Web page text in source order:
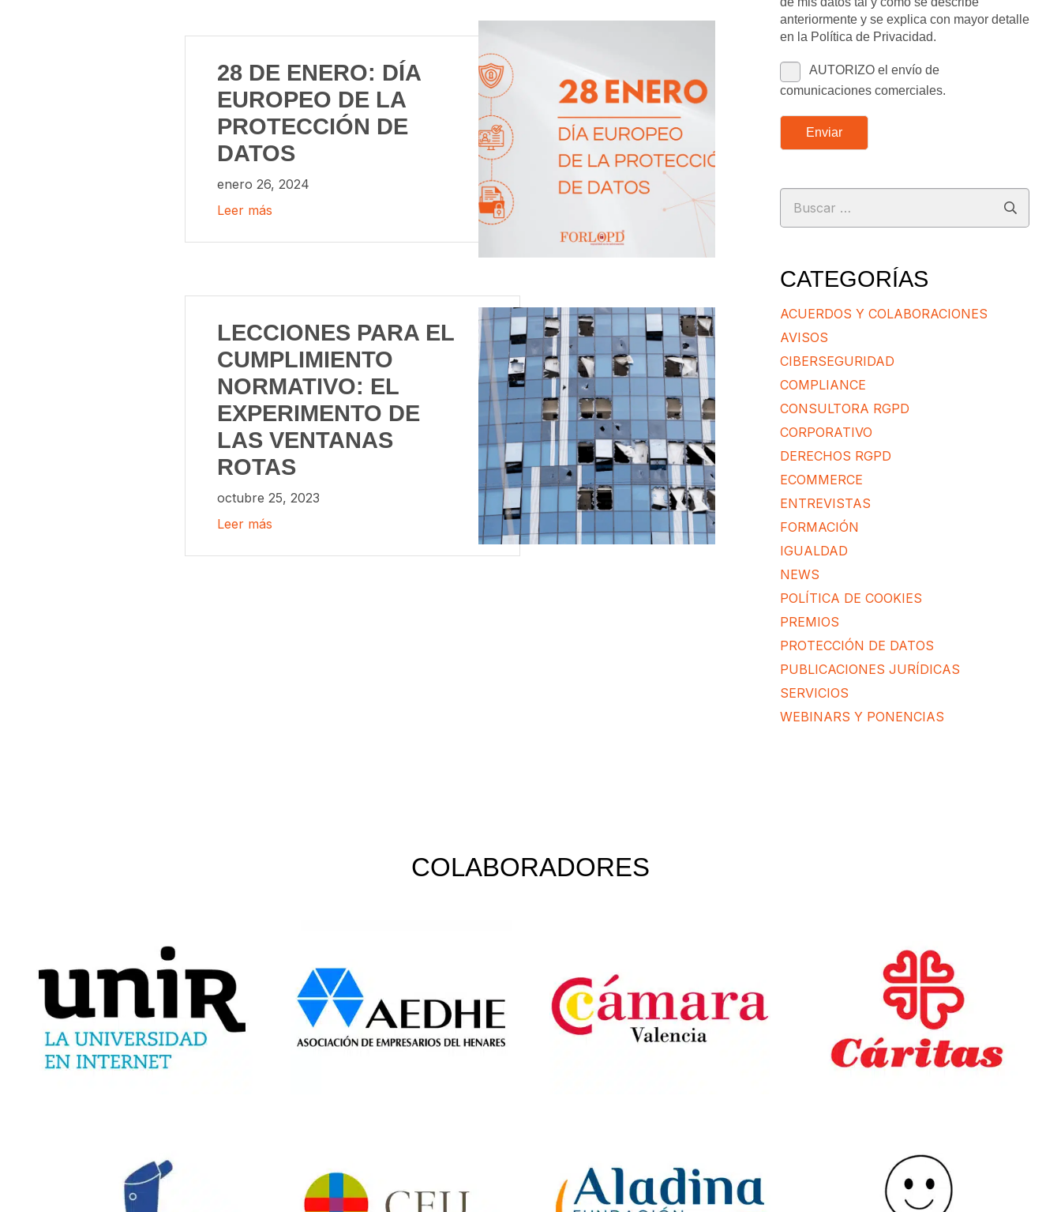
28 DE ENERO: DÍA
EUROPEO DE LA
PROTECCIÓN DE
DATOS
enero 26, 2024
Leer más
LECCIONES PARA EL
CUMPLIMIENTO
NORMATIVO: EL
EXPERIMENTO DE
LAS VENTANAS
ROTAS
octubre 25, 2023
Leer más
anteriormente y se explica con mayor detalle
en la Política de Privacidad.
AUTORIZO el envío de
comunicaciones comerciales.
Enviar
Buscar:
CATEGORÍAS
ACUERDOS Y COLABORACIONES
AVISOS
CIBERSEGURIDAD
COMPLIANCE
CONSULTORA RGPD
CORPORATIVO
DERECHOS RGPD
ECOMMERCE
ENTREVISTAS
FORMACIÓN
IGUALDAD
NEWS
POLÍTICA DE COOKIES
PREMIOS
PROTECCIÓN DE DATOS
PUBLICACIONES JURÍDICAS
SERVICIOS
WEBINARS Y PONENCIAS
COLABORADORES